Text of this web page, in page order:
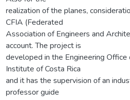
realization of the planes,
CFIA (Federated
Association of Engineers and
account. The project is
developed in the Engineering Office
Institute of Costa Rica
and it has the supervision of an
professor guide